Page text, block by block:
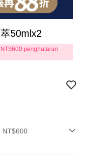
50mlx2
penghataran
NT$600